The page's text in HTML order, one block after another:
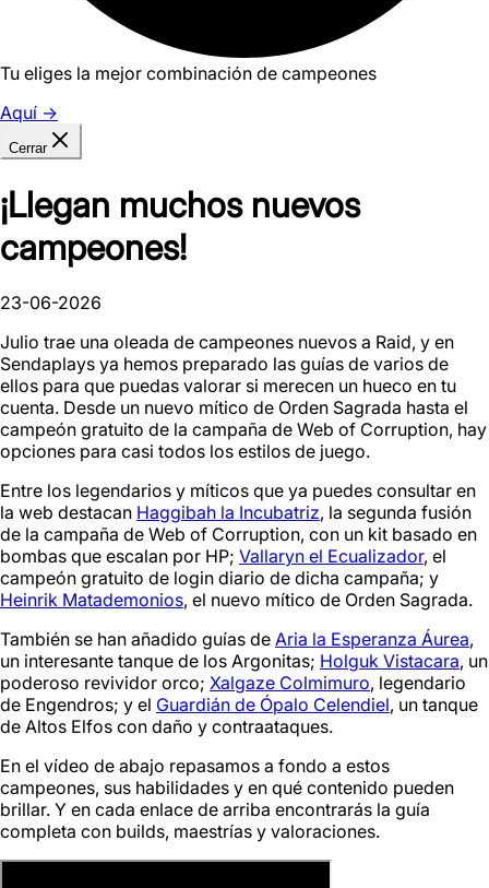
Tu eliges la mejor combinación de campeones
Aquí →
Cerrar
¡Llegan muchos nuevos
campeones!
23-06-2026
Julio trae una oleada de campeones nuevos a Raid, y en
Sendaplays ya hemos preparado las guías de varios de
ellos para que puedas valorar si merecen un hueco en tu
cuenta. Desde un nuevo mítico de Orden Sagrada hasta el
campeón gratuito de la campaña de Web of Corruption, hay
opciones para casi todos los estilos de juego.
Entre los legendarios y míticos que ya puedes consultar en
la web destacan Haggibah la Incubatriz, la segunda fusión
de la campaña de Web of Corruption, con un kit basado en
bombas que escalan por HP; Vallaryn el Ecualizador, el
campeón gratuito de login diario de dicha campaña; y
Heinrik Matademonios, el nuevo mítico de Orden Sagrada.
También se han añadido guías de Aria la Esperanza Áurea,
un interesante tanque de los Argonitas; Holguk Vistacara, un
poderoso revividor orco; Xalgaze Colmimuro, legendario
de Engendros; y el Guardián de Ópalo Celendiel, un tanque
de Altos Elfos con daño y contraataques.
En el vídeo de abajo repasamos a fondo a estos
campeones, sus habilidades y en qué contenido pueden
brillar. Y en cada enlace de arriba encontrarás la guía
completa con builds, maestrías y valoraciones.